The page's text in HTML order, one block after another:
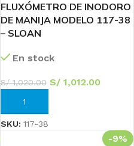
FLUXÓMETRO DE INODORO
DE MANIJA MODELO 117-38
– SLOAN
En stock
S/1,020.00 S/1,012.00
AÑADIR AL CARRITO
SKU: 117-38
-9%